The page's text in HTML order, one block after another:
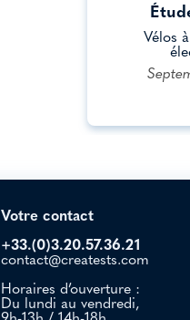
Vélos
Votre contact
+33.(0)3.20.57.36.21
contact@creatests.com
Horaires d’ouverture :
Du lundi au vendredi,